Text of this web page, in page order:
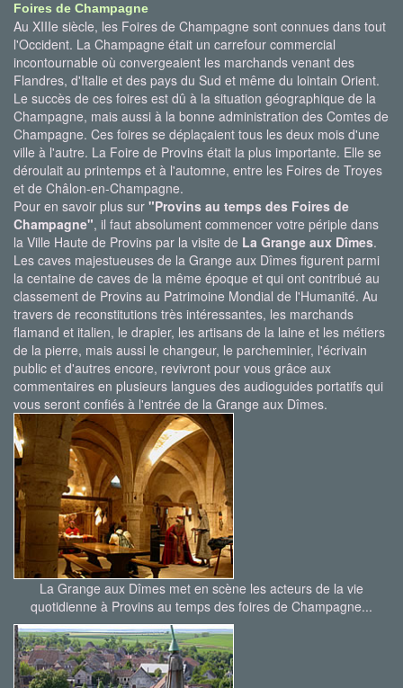
Foires de Champagne
Au XIIIe siècle, les Foires de Champagne sont connues dans tout
l'Occident. La Champagne était un carrefour commercial
incontournable où convergeaient les marchands venant des
Flandres, d'Italie et des pays du Sud et même du lointain Orient.
Le succès de ces foires est dû à la situation géographique de la
Champagne, mais aussi à la bonne administration des Comtes de
Champagne. Ces foires se déplaçaient tous les deux mois d'une
ville à l'autre. La Foire de Provins était la plus importante. Elle se
déroulait au printemps et à l'automne, entre les Foires de Troyes
et de Châlon-en-Champagne.
Pour en savoir plus sur "Provins au temps des Foires de
Champagne", il faut absolument commencer votre périple dans
la Ville Haute de Provins par la visite de La Grange aux Dîmes.
Les caves majestueuses de la Grange aux Dîmes figurent parmi
la centaine de caves de la même époque et qui ont contribué au
classement de Provins au Patrimoine Mondial de l'Humanité. Au
travers de reconstitutions très intéressantes, les marchands
flamand et italien, le drapier, les artisans de la laine et les métiers
de la pierre, mais aussi le changeur, le parcheminier, l'écrivain
public et d'autres encore, revivront pour vous grâce aux
commentaires en plusieurs langues des audioguides portatifs qui
vous seront confiés à l'entrée de la Grange aux Dîmes.
La Grange aux Dîmes met en scène les acteurs de la vie
quotidienne à Provins au temps des foires de Champagne...